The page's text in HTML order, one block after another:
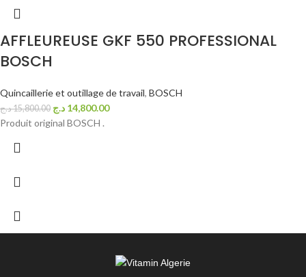
AFFLEUREUSE GKF 550 PROFESSIONAL
BOSCH
Quincaillerie et outillage de travail, BOSCH
15,800.00د.ج 14,800.00 د.ج
Produit original BOSCH .